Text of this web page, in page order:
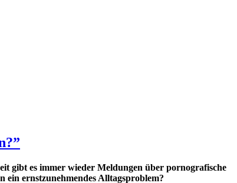
gibt es immer wieder Meldungen über pornografische
ernstzunehmendes Alltagsproblem?